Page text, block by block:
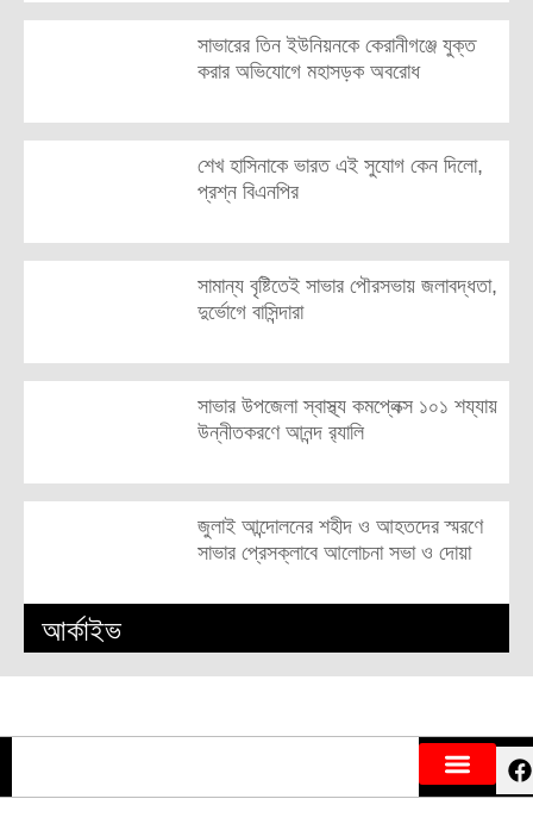
সাভারের তিন ইউনিয়নকে কেরানীগঞ্জে যুক্ত
করার অভিযোগে মহাসড়ক অবরোধ
শেখ হাসিনাকে ভারত এই সুযোগ কেন দিলো,
প্রশ্ন বিএনপির
সামান্য বৃষ্টিতেই সাভার পৌরসভায় জলাবদ্ধতা,
দুর্ভোগে বাসিন্দারা
সাভার উপজেলা স্বাস্থ্য কমপ্লেক্স ১০১ শয্যায়
উন্নীতকরণে আনন্দ র‍্যালি
জুলাই আন্দোলনের শহীদ ও আহতদের স্মরণে
সাভার প্রেসক্লাবে আলোচনা সভা ও দোয়া
আর্কাইভ